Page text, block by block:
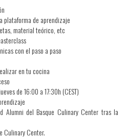
plataforma de aprendizaje
material teórico, etc
con el paso a paso
en tu cocina
de 16:00 a 17:30h (CEST)
Alumni del Basque Culinary Center tras la
Culinary Center.